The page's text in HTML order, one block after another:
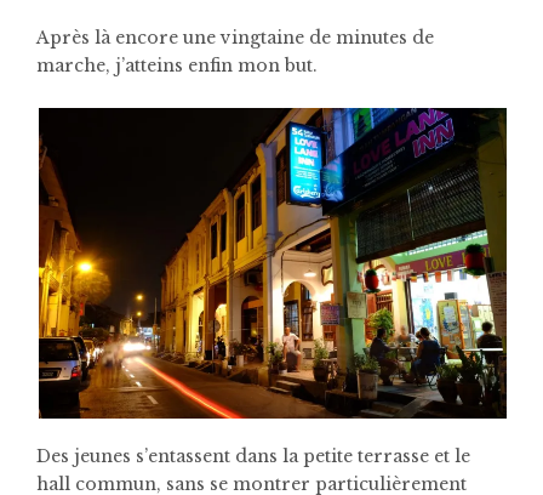
Après là encore une vingtaine de minutes de
marche, j’atteins enfin mon but.
Des jeunes s’entassent dans la petite terrasse et le
hall commun, sans se montrer particulièrement